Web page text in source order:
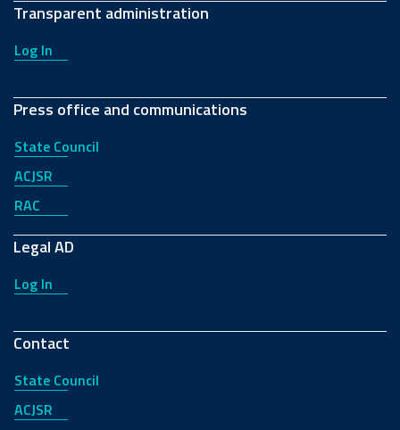
Transparent administration
Log In
Press office and communications
State Council
ACJSR
RAC
Legal AD
Log In
Contact
State Council
ACJSR